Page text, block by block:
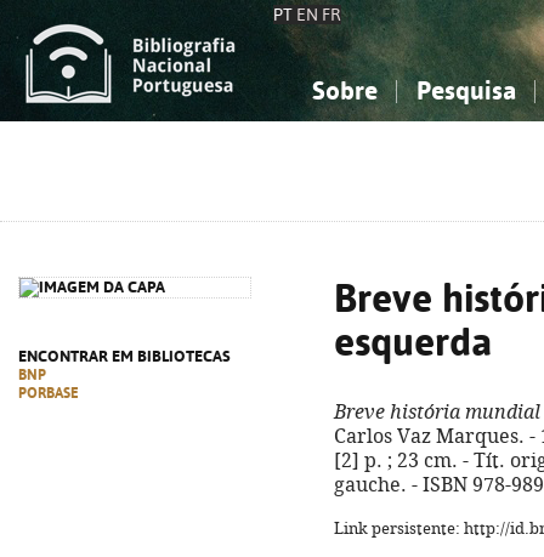
PT EN FR
Sobre Pesquisa
ENCONTRAR EM BIBLIOTECAS
BNP
PORBASE
Breve
esquerda
Breve história mundial
Carlos Vaz Marques. -
[2] p. ; 23 cm. - Tít.
gauche. - ISBN 978-
Link persistente: http://